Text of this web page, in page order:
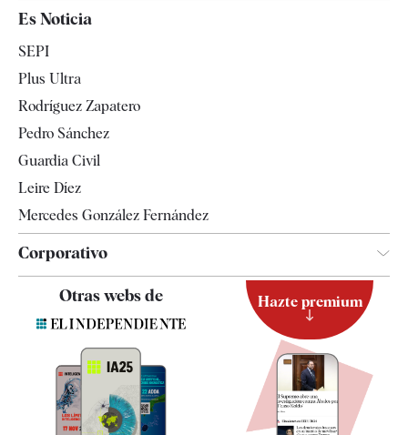
España
Televisión
Es Noticia
SEPI
Plus Ultra
Rodríguez Zapatero
Pedro Sánchez
Guardia Civil
Leire Díez
Mercedes González Fernández
Corporativo
Contacto
Quiénes somos
Especificaciones
Otras webs de Hazte premium